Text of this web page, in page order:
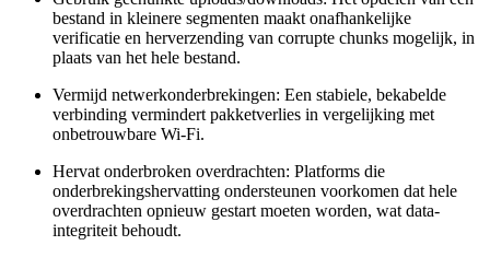
bestand in kleinere segmenten maakt onafhankelijke
verificatie en herverzending van corrupte chunks mogelijk, in
plaats van het hele bestand.
Vermijd netwerkonderbrekingen: Een stabiele, bekabelde
verbinding vermindert pakketverlies in vergelijking met
onbetrouwbare Wi-Fi.
Hervat onderbroken overdrachten: Platforms die
onderbrekingshervatting ondersteunen voorkomen dat hele
overdrachten opnieuw gestart moeten worden, wat data-
integriteit behoudt.